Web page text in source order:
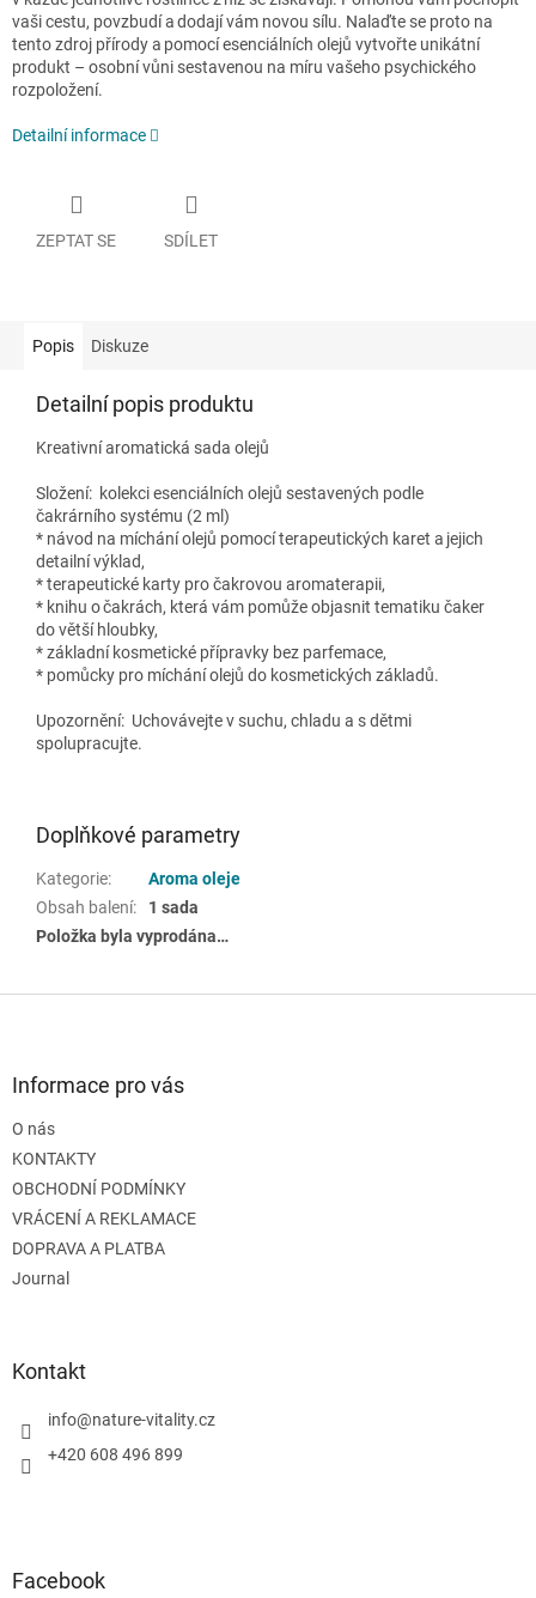
vaši cestu, povzbudí a dodají vám novou sílu. Nalaďte se proto na
tento zdroj přírody a pomocí esenciálních olejů vytvořte unikátní
produkt – osobní vůni sestavenou na míru vašeho psychického
rozpoložení.
Detailní informace
ZEPTAT SE SDÍLET
Popis Diskuze
Detailní popis produktu
Kreativní aromatická sada olejů
Složení: kolekci esenciálních olejů sestavených podle
čakrárního systému (2 ml)
* návod na míchání olejů pomocí terapeutických karet a jejich
detailní výklad,
* terapeutické karty pro čakrovou aromaterapii,
* knihu o čakrách, která vám pomůže objasnit tematiku čaker
do větší hloubky,
* základní kosmetické přípravky bez parfemace,
* pomůcky pro míchání olejů do kosmetických základů.
Upozornění: Uchovávejte v suchu, chladu a s dětmi
spolupracujte.
Doplňkové parametry
Kategorie:
Aroma oleje
Obsah balení:
1 sada
Položka byla vyprodána…
Informace pro vás
O nás
KONTAKTY
OBCHODNÍ PODMÍNKY
VRÁCENÍ A REKLAMACE
DOPRAVA A PLATBA
Journal
Kontakt
info@nature-vitality.cz
+420 608 496 899
Facebook